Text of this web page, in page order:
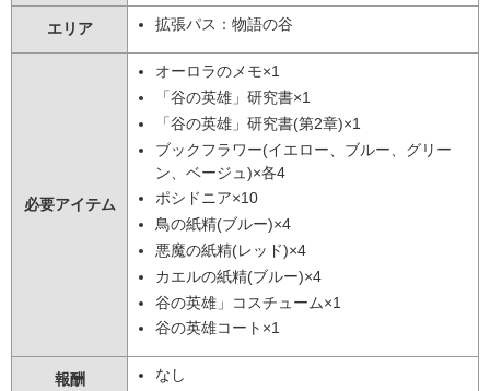
エリア 拡張パス：物語の谷
必要アイテム
オーロラのメモ×1
「谷の英雄」研究書×1
「谷の英雄」研究書(第2章)×1
ブックフラワー(イエロー、ブルー、グリー
ン、ベージュ)×各4
ポシドニア×10
鳥の紙精(ブルー)×4
悪魔の紙精(レッド)×4
カエルの紙精(ブルー)×4
谷の英雄」コスチューム×1
谷の英雄コート×1
報酬 なし